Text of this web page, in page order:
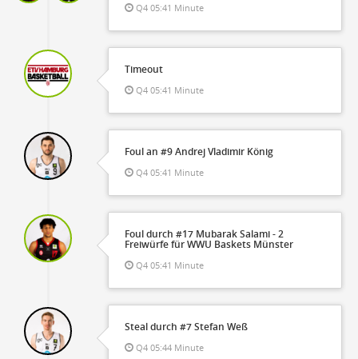
Q4 05:41 Minute
Timeout
Q4 05:41 Minute
Foul an #9 Andrej Vladimir König
Q4 05:41 Minute
Foul durch #17 Mubarak Salami - 2
Freiwürfe für WWU Baskets Münster
Q4 05:41 Minute
Steal durch #7 Stefan Weß
Q4 05:44 Minute